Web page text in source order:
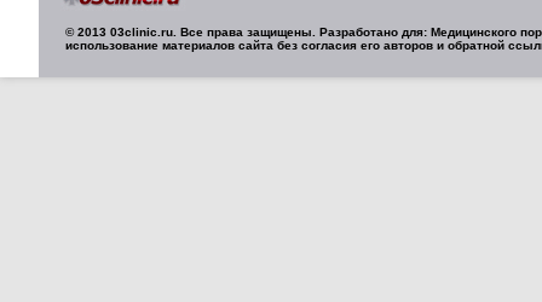
© 2013 03clinic.ru. Все права защищены. Разработано для: Медицинского
использование материалов сайта без согласия его авторов и обратной